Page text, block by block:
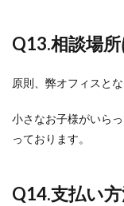
Q13.相談場
原則、弊オフィスとな
小さなお子様がいら
っております。
Q14.支払い